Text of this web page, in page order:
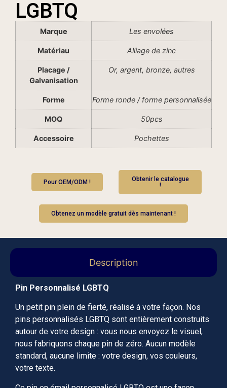
LGBTQ
Marque Les envolées
Matériau Alliage de zinc
Placage /
Galvanisation
Or, argent, bronze, autres
Forme Forme ronde / forme personnalisée
MOQ 50pcs
Accessoire Pochettes
Pour OEM/ODM !
Obtenir le catalogue
!
Obtenez un modèle gratuit dès maintenant !
Description
Pin Personnalisé LGBTQ
Un petit pin plein de fierté, réalisé à votre façon. Nos
pins personnalisés LGBTQ sont entièrement construits
autour de votre design : vous nous envoyez le visuel,
nous fabriquons chaque pin de zéro. Aucun modèle
standard, aucune limite : votre design, vos couleurs,
votre texte.